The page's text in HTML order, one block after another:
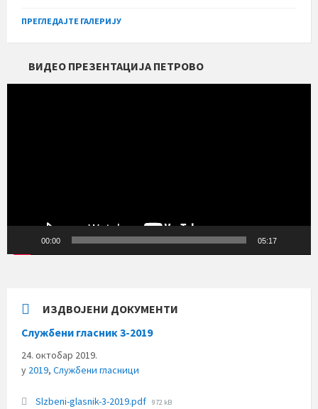
ПРЕГЛЕДАЈТЕ ГАЛЕРИЈУ
ВИДЕО ПРЕЗЕНТАЦИЈА ПЕТРОВО
00:00 05:17
ИЗДВОЈЕНИ ДОКУМЕНТИ
Службени гласник 3-2019
24. октобар 2019.
у 2019, Службени гласници
Slzbeni-glasnik-3-2019.pdf File
972 kB